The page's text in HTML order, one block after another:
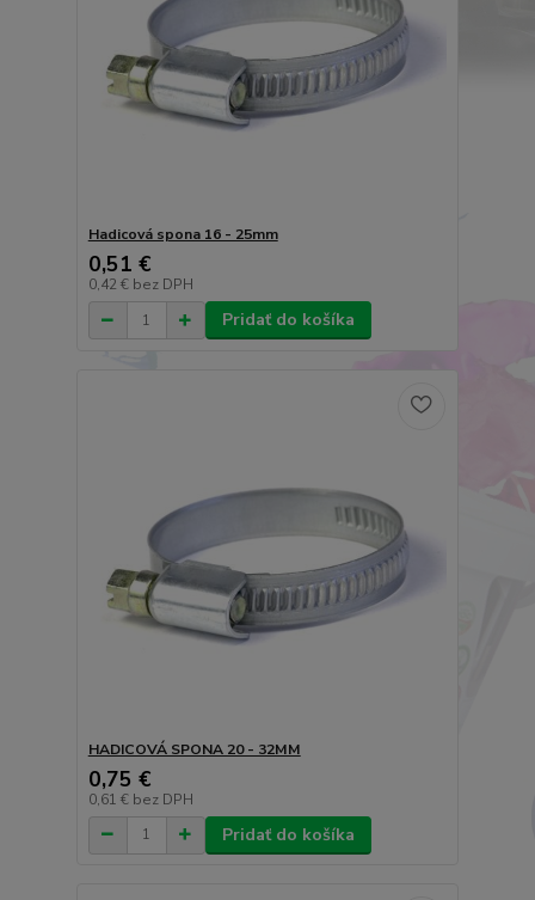
Hadicová spona 16 - 25mm
0,51 €
0,42 € bez DPH
Pridať do košíka
HADICOVÁ SPONA 20 - 32MM
0,75 €
0,61 € bez DPH
Pridať do košíka